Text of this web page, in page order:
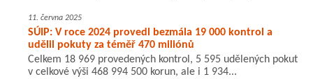
11. června 2025
SÚIP: V roce 2024 provedl bezmála 19 000 kontrol a
udělil pokuty za téměř 470 miliónů
Celkem 18 969 provedených kontrol, 5 595 udělených pokut
v celkové výši 468 994 500 korun, ale i 1 934...